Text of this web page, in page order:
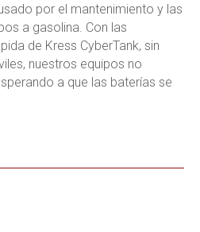
por el mantenimiento y las
a gasolina. Con las
de Kress CyberTank, sin
nuestros equipos no
a que las baterías se